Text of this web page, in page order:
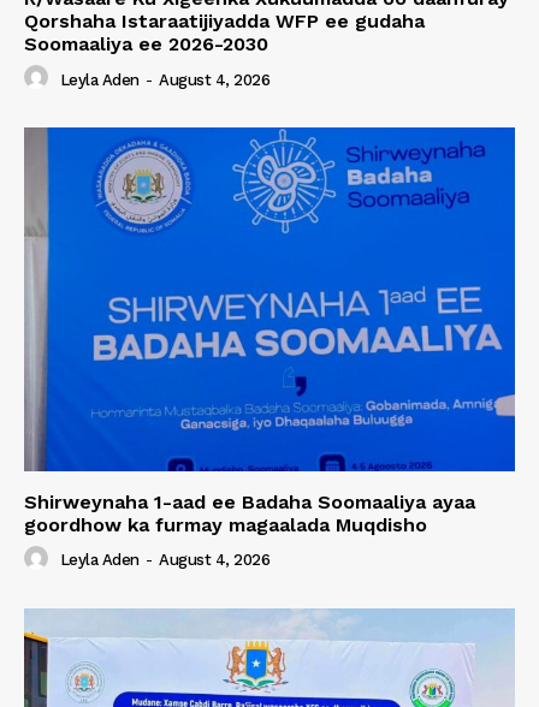
Qorshaha Istaraatijiyadda WFP ee gudaha
Soomaaliya ee 2026-2030
Leyla Aden - August 4, 2026
Shirweynaha 1-aad ee Badaha Soomaaliya ayaa
goordhow ka furmay magaalada Muqdisho
Leyla Aden - August 4, 2026